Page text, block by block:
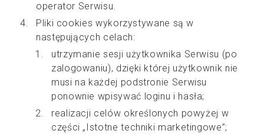
operator Serwisu.
Pliki cookies wykorzystywane są w
następujących celach:
utrzymanie sesji użytkownika Serwisu (po
zalogowaniu), dzięki której użytkownik nie
musi na każdej podstronie Serwisu
ponownie wpisywać loginu i hasła;
realizacji celów określonych powyżej w
części „Istotne techniki marketingowe”;